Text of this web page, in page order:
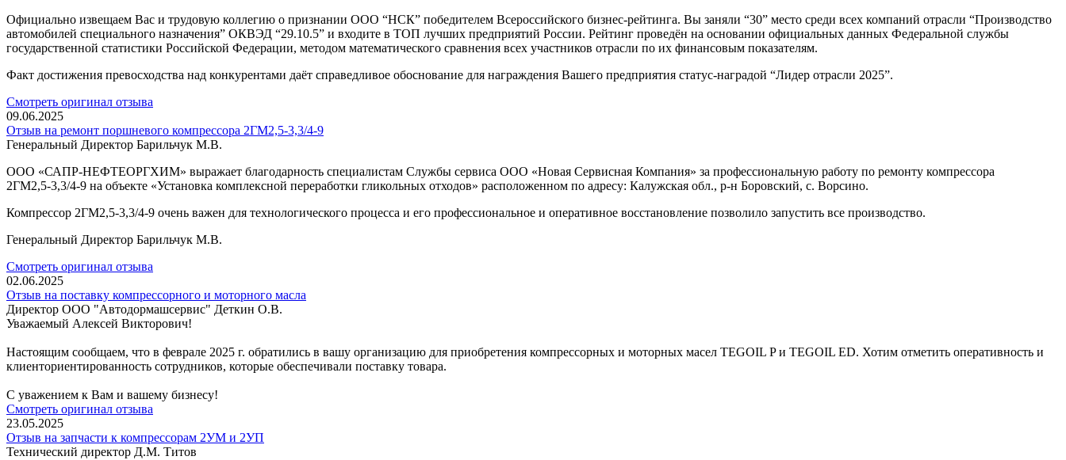
Официально извещаем Вас и трудовую коллегию о признании ООО “НСК” победителем Всероссийского бизнес-рейтинга. Вы заняли “30” место среди всех компаний отрасли “Производство
автомобилей специального назначения” ОКВЭД “29.10.5” и входите в ТОП лучших предприятий России. Рейтинг проведён на основании официальных данных Федеральной службы
государственной статистики Российской Федерации, методом математического сравнения всех участников отрасли по их финансовым показателям.
Факт достижения превосходства над конкурентами даёт справедливое обоснование для награждения Вашего предприятия статус-наградой “Лидер отрасли 2025”.
Смотреть оригинал отзыва
09.06.2025
Отзыв на ремонт поршневого компрессора 2ГМ2,5-3,3/4-9
Генеральный Директор Барильчук М.В.
ООО «САПР-НЕФТЕОРГХИМ» выражает благодарность специалистам Службы сервиса ООО «Новая Сервисная Компания» за профессиональную работу по ремонту компрессора
2ГМ2,5-3,3/4-9 на объекте «Установка комплексной переработки гликольных отходов» расположенном по адресу: Калужская обл., р-н Боровский, с. Ворсино.
Компрессор 2ГМ2,5-3,3/4-9 очень важен для технологического процесса и его профессиональное и оперативное восстановление позволило запустить все производство.
Генеральный Директор Барильчук М.В.
Смотреть оригинал отзыва
02.06.2025
Отзыв на поставку компрессорного и моторного масла
Директор ООО "Автодормашсервис" Деткин О.В.
Уважаемый Алексей Викторович!
Настоящим сообщаем, что в феврале 2025 г. обратились в вашу организацию для приобретения компрессорных и моторных масел TEGOIL P и TEGOIL ED. Хотим отметить оперативность и
клиенториентированность сотрудников, которые обеспечивали поставку товара.
С уважением к Вам и вашему бизнесу!
Смотреть оригинал отзыва
23.05.2025
Отзыв на запчасти к компрессорам 2УМ и 2УП
Технический директор Д.М. Титов